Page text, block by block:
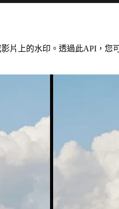
片上的水印。透過此API，